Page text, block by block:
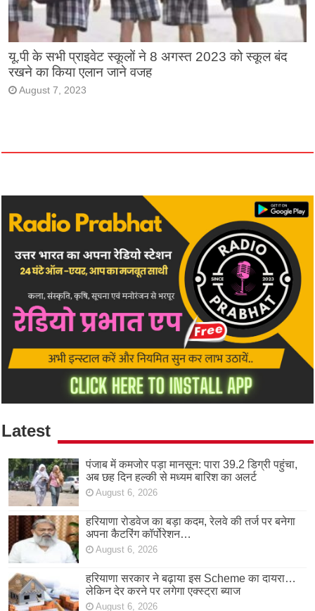
यू.पी के सभी प्राइवेट स्कूलों ने 8 अगस्त 2023 को स्कूल बंद
रखने का किया एलान जाने वजह
August 7, 2023
Latest
पंजाब में कमजोर पड़ा मानसून: पारा 39.2 डिग्री पहुंचा,
अब छह दिन हल्की से मध्यम बारिश का अलर्ट
August 6, 2026
हरियाणा रोडवेज का बड़ा कदम, रेलवे की तर्ज पर बनेगा
अपना कैटरिंग कॉर्पोरेशन…
August 6, 2026
हरियाणा सरकार ने बढ़ाया इस Scheme का दायरा…
लेकिन देर करने पर लगेगा एक्स्ट्रा ब्याज
August 6, 2026